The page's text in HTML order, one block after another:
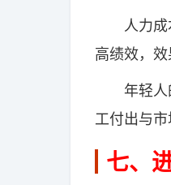
人力成本
高绩效，效
年轻人的
工付出与市
七、